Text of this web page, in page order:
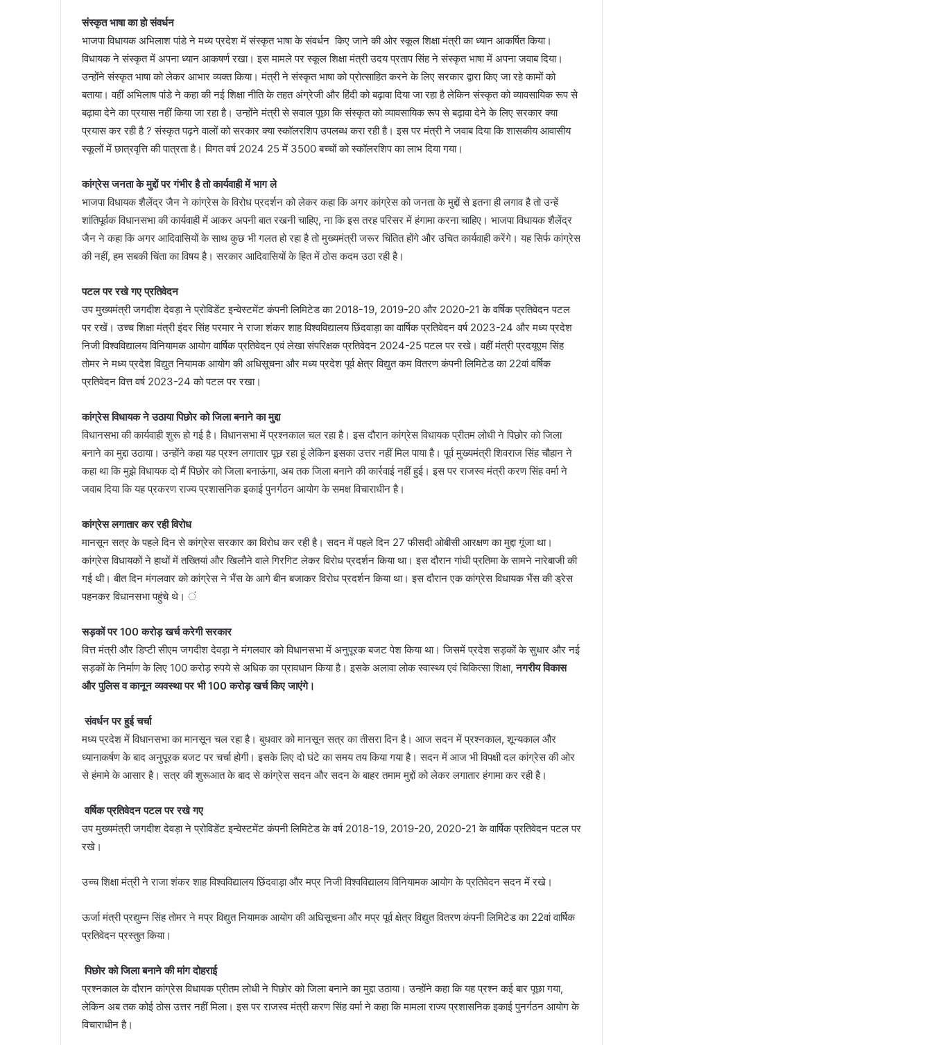
संस्कृत भाषा का हो संवर्धन
भाजपा विधायक अभिलाश पांडे ने मध्य प्रदेश में संस्कृत भाषा के संवर्धन किए जाने की ओर स्कूल शिक्षा मंत्री का ध्यान आकर्षित किया।
विधायक ने संस्कृत में अपना ध्यान आकषर्ण रखा। इस मामले पर स्कूल शिक्षा मंत्री उदय प्रताप सिंह ने संस्कृत भाषा में अपना जवाब दिया।
उन्होंने संस्कृत भाषा को लेकर आभार व्यक्त किया। मंत्री ने संस्कृत भाषा को प्रोत्साहित करने के लिए सरकार द्वारा किए जा रहे कामों को
बताया। वहीं अभिलाष पांडे ने कहा की नई शिक्षा नीति के तहत अंग्रेजी और हिंदी को बढ़ावा दिया जा रहा है लेकिन संस्कृत को व्यावसायिक रूप से
बढ़ावा देने का प्रयास नहीं किया जा रहा है। उन्होंने मंत्री से सवाल पूछा कि संस्कृत को व्यावसायिक रूप से बढ़ावा देने के लिए सरकार क्या
प्रयास कर रही है ? संस्कृत पढ़ने वालों को सरकार क्या स्कॉलरशिप उपलब्ध करा रही है। इस पर मंत्री ने जवाब दिया कि शासकीय आवासीय
स्कूलों में छात्रवृत्ति की पात्रता है। विगत वर्ष 2024 25 में 3500 बच्चों को स्कॉलरशिप का लाभ दिया गया।
कांग्रेस जनता के मुद्दों पर गंभीर है तो कार्यवाही में भाग ले
भाजपा विधायक शैलेंद्र जैन ने कांग्रेस के विरोध प्रदर्शन को लेकर कहा कि अगर कांग्रेस को जनता के मुद्दों से इतना ही लगाव है तो उन्हें
शांतिपूर्वक विधानसभा की कार्यवाही में आकर अपनी बात रखनी चाहिए, ना कि इस तरह परिसर में हंगामा करना चाहिए। भाजपा विधायक शैलेंद्र
जैन ने कहा कि अगर आदिवासियों के साथ कुछ भी गलत हो रहा है तो मुख्यमंत्री जरूर चिंतित होंगे और उचित कार्यवाही करेंगे। यह सिर्फ कांग्रेस
की नहीं, हम सबकी चिंता का विषय है। सरकार आदिवासियों के हित में ठोस कदम उठा रही है।
पटल पर रखे गए प्रतिवेदन
उप मुख्यमंत्री जगदीश देवड़ा ने प्रोविडेंट इन्वेस्टमेंट कंपनी लिमिटेड का 2018-19, 2019-20 और 2020-21 के वर्षिक प्रतिवेदन पटल
पर रखें। उच्च शिक्षा मंत्री इंदर सिंह परमार ने राजा शंकर शाह विश्वविद्यालय छिंदवाड़ा का वार्षिक प्रतिवेदन वर्ष 2023-24 और मध्य प्रदेश
निजी विश्वविद्यालय विनियामक आयोग वार्षिक प्रतिवेदन एवं लेखा संपरिक्षक प्रतिवेदन 2024-25 पटल पर रखे। वहीं मंत्री प्रदयूएम सिंह
तोमर ने मध्य प्रदेश विद्युत नियामक आयोग की अधिसूचना और मध्य प्रदेश पूर्व क्षेत्र विद्युत कम वितरण कंपनी लिमिटेड का 22वां वर्षिक
प्रतिवेदन वित्त वर्ष 2023-24 को पटल पर रखा।
कांग्रेस विधायक ने उठाया पिछोर को जिला बनाने का मु्द्दा
विधानसभा की कार्यवाही शुरू हो गई है। विधानसभा में प्रश्नकाल चल रहा है। इस दौरान कांग्रेस विधायक प्रीतम लोधी ने पिछोर को जिला
बनाने का मुद्दा उठाया। उन्होंने कहा यह प्रश्न लगातार पूछ रहा हूं लेकिन इसका उत्तर नहीं मिल पाया है। पूर्व मुख्यमंत्री शिवराज सिंह चौहान ने
कहा था कि मुझे विधायक दो मैं पिछोर को जिला बनाऊंगा, अब तक जिला बनाने की कार्रवाई नहीं हुई। इस पर राजस्व मंत्री करण सिंह वर्मा ने
जवाब दिया कि यह प्रकरण राज्य प्रशासनिक इकाई पुनर्गठन आयोग के समक्ष विचाराधीन है।
कांग्रेस लगातार कर रही विरोध
मानसून सत्र के पहले दिन से कांग्रेस सरकार का विरोध कर रही है। सदन में पहले दिन 27 फीसदी ओबीसी आरक्षण का मुद्दा गूंजा था।
कांग्रेस विधायकों ने हाथों में तख्तियां और खिलौने वाले गिरगिट लेकर विरोध प्रदर्शन किया था। इस दौरान गांधी प्रतिमा के सामने नारेबाजी की
गई थी। बीत दिन मंगलवार को कांग्रेस ने भैंस के आगे बीन बजाकर विरोध प्रदर्शन किया था। इस दौरान एक कांग्रेस विधायक भैंस की ड्रेस
पहनकर विधानसभा पहुंचे थे। ं
सड़कों पर 100 करोड़ खर्च करेगी सरकार
वित्त मंत्री और डिप्टी सीएम जगदीश देवड़ा ने मंगलवार को विधानसभा में अनुपूरक बजट पेश किया था। जिसमें प्रदेश सड़कों के सुधार और नई
सड़कों के निर्माण के लिए 100 करोड़ रुपये से अधिक का प्रावधान किया है। इसके अलावा लोक स्वास्थ्य एवं चिकित्सा शिक्षा,नगरीय विकास
और पुलिस व कानून व्यवस्था पर भी 100 करोड़ खर्च किए जाएंगे।
संवर्धन पर हुई चर्चा
मध्य प्रदेश में विधानसभा का मानसून चल रहा है। बुधवार को मानसून सत्र का तीसरा दिन है। आज सदन में प्रश्नकाल, शून्यकाल और
ध्यानाकर्षण के बाद अनुपूरक बजट पर चर्चा होगी। इसके लिए दो घंटे का समय तय किया गया है। सदन में आज भी विपक्षी दल कांग्रेस की ओर
से हंमामे के आसार है। सत्र की शुरूआत के बाद से कांग्रेस सदन और सदन के बाहर तमाम मुद्दों को लेकर लगातार हंगामा कर रही है।
वर्षिक प्रतिवेदन पटल पर रखे गए
उप मुख्यमंत्री जगदीश देवड़ा ने प्रोविडेंट इन्वेस्टमेंट कंपनी लिमिटेड के वर्ष 2018-19, 2019-20, 2020-21 के वार्षिक प्रतिवेदन पटल पर
रखे।
उच्च शिक्षा मंत्री ने राजा शंकर शाह विश्वविद्यालय छिंदवाड़ा और मप्र निजी विश्वविद्यालय विनियामक आयोग के प्रतिवेदन सदन में रखे।
ऊर्जा मंत्री प्रद्युम्न सिंह तोमर ने मप्र विद्युत नियामक आयोग की अधिसूचना और मप्र पूर्व क्षेत्र विद्युत वितरण कंपनी लिमिटेड का 22वां वार्षिक
प्रतिवेदन प्रस्तुत किया।
पिछोर को जिला बनाने की मांग दोहराई
प्रश्नकाल के दौरान कांग्रेस विधायक प्रीतम लोधी ने पिछोर को जिला बनाने का मुद्दा उठाया। उन्होंने कहा कि यह प्रश्न कई बार पूछा गया,
लेकिन अब तक कोई ठोस उत्तर नहीं मिला। इस पर राजस्व मंत्री करण सिंह वर्मा ने कहा कि मामला राज्य प्रशासनिक इकाई पुनर्गठन आयोग के
विचाराधीन है।